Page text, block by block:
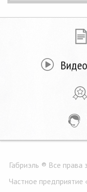
Габриэль ® Все
Частное предприятие